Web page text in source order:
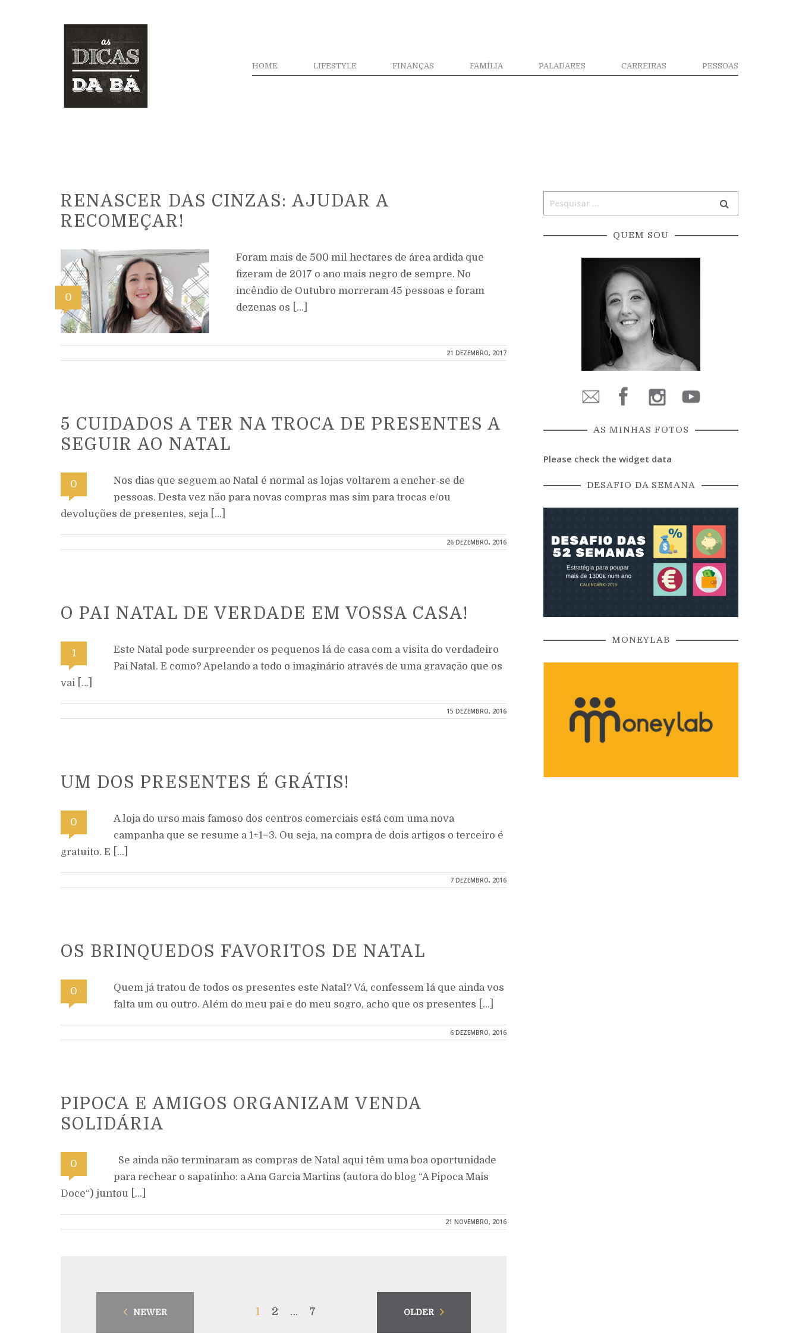
HOME LIFESTYLE FINANÇAS FAMÍLIA PALADARES CARREIRAS PESSOAS
RENASCER DAS CINZAS: AJUDAR A
RECOMEÇAR!
0
Foram mais de 500 mil hectares de área ardida que
fizeram de 2017 o ano mais negro de sempre. No
incêndio de Outubro morreram 45 pessoas e foram
dezenas os […]
21 DEZEMBRO, 2017
5 CUIDADOS A TER NA TROCA DE PRESENTES A
SEGUIR AO NATAL
0
Nos dias que seguem ao Natal é normal as lojas voltarem a encher-se de
pessoas. Desta vez não para novas compras mas sim para trocas e/ou
devoluções de presentes, seja […]
26 DEZEMBRO, 2016
O PAI NATAL DE VERDADE EM VOSSA CASA!
1
Este Natal pode surpreender os pequenos lá de casa com a visita do verdadeiro
Pai Natal. E como? Apelando a todo o imaginário através de uma gravação que os
vai […]
15 DEZEMBRO, 2016
UM DOS PRESENTES É GRÁTIS!
0
A loja do urso mais famoso dos centros comerciais está com uma nova
campanha que se resume a 1+1=3. Ou seja, na compra de dois artigos o terceiro é
gratuito. E […]
7 DEZEMBRO, 2016
OS BRINQUEDOS FAVORITOS DE NATAL
0
Quem já tratou de todos os presentes este Natal? Vá, confessem lá que ainda vos
falta um ou outro. Além do meu pai e do meu sogro, acho que os presentes […]
6 DEZEMBRO, 2016
PIPOCA E AMIGOS ORGANIZAM VENDA
SOLIDÁRIA
0
Se ainda não terminaram as compras de Natal aqui têm uma boa oportunidade
para rechear o sapatinho: a Ana Garcia Martins (autora do blog “A Pipoca Mais
Doce“) juntou […]
21 NOVEMBRO, 2016
NEWER 1 2 … 7 OLDER
QUEM SOU
AS MINHAS FOTOS
Please check the widget data
DESAFIO DA SEMANA
MONEYLAB